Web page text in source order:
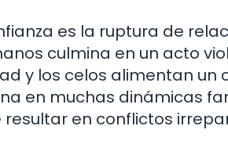
es la ruptura de
culmina en un acto
y los celos alimentan un
en muchas dinámicas
en conflictos